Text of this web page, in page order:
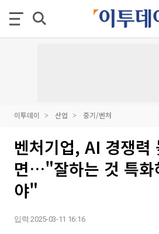
이투데이 산업 중기/벤처
벤처기업, AI 경쟁력
면…"잘하는 것 특화
야"
입력 2025-03-11 16:16